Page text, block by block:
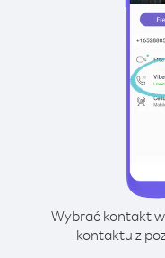
Wybrać kontakt
kontaktu z